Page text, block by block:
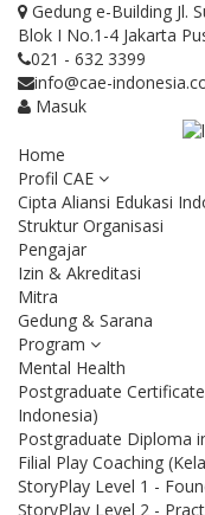
Gedung e-Building Jl.
Blok I No.1-4 Jakarta
021 - 632 3399
info@cae-
Masuk
Home
Profil CAE
Cipta Aliansi Edukasi
Struktur Organisasi
Pengajar
Izin & Akreditasi
Mitra
Gedung & Sarana
Program
Mental Health
Postgraduate
Indonesia)
Postgraduate Diploma
Filial Play Coaching
StoryPlay Level 1 -
StoryPlay Level 2 -